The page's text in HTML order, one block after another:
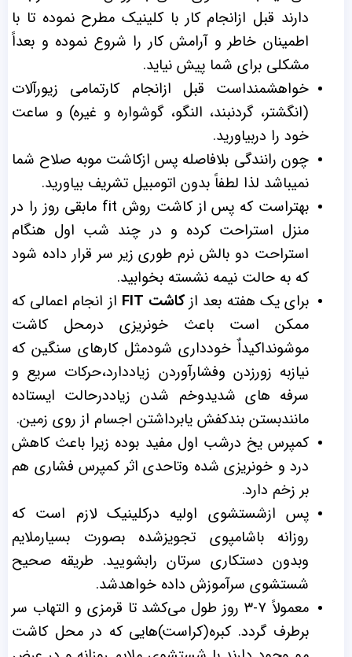
دارند قبل ازانجام کار با کلینیک مطرح نموده تا با
اطمینان خاطر و آرامش کار را شروع نموده و بعداً
مشکلی برای شما پیش نیاید.
خواهشمنداست قبل ازانجام کارتمامی زیورآلات
(انگشتر، گردنبند، النگو، گوشواره و غیره) و ساعت
خود را دربیاورید.
چون رانندگی بلافاصله پس ازکاشت موبه صلاح شما
نمیباشد لذا لطفاً بدون اتومبیل تشریف بیاورید.
بهتراست که پس از کاشت روش fit مابقی روز را در
منزل استراحت کرده و در چند شب اول هنگام
استراحت دو بالش نرم طوری زیر سر قرار داده شود
که به حالت نیمه نشسته بخوابید.
برای یک هفته بعد ازکاشت FIT
از انجام اعمالی که
ممکن است باعث خونریزی درمحل کاشت
موشونداکیداٌ خودداری شودمثل کارهای سنگین که
نیازبه زورزدن وفشارآوردن زیاددارد،حرکات سریع و
سرفه های شدیدوخم شدن زیاددرحالت ایستاده
مانندبستن بندکفش یابرداشتن اجسام از روی زمین.
کمپرس یخ درشب اول مفید بوده زیرا باعث کاهش
درد و خونریزی شده وتاحدی اثر کمپرس فشاری هم
بر زخم دارد.
پس ازشستشوی اولیه درکلینیک لازم است که
روزانه باشامپوی تجویزشده بصورت بسیارملایم
وبدون دستکاری سرتان رابشویید. طریقه صحیح
شستشوی سرآموزش داده خواهدشد.
معمولاً ۷-۳ روز طول می‌کشد تا قرمزی و التهاب سر
برطرف گردد. کبره(کراست)هایی که در محل کاشت